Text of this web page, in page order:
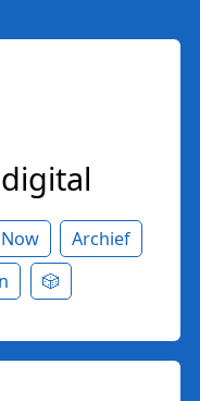
Now
Archief
🎲